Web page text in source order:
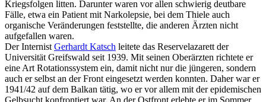
Kriegsfolgen litten. Darunter waren vor allen schwierig deutbare
Fälle, etwa ein Patient mit Narkolepsie, bei dem Thiele auch
organische Veränderungen feststellte, die anderen Ärzten nicht
aufgefallen waren.
Der Internist Gerhardt Katsch leitete das Reservelazarett der
Universität Greifswald seit 1939. Mit seinen Oberärzten richtete er
eine Art Rotationssystem ein, damit nicht nur die jüngeren, sondern
auch er selbst an der Front eingesetzt werden konnten. Daher war er
1941/42 auf dem Balkan tätig, wo er vor allem mit der epidemischen
Gelbsucht konfrontiert war. An der Ostfront erlebte er im Sommer